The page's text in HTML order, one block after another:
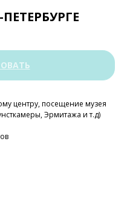
центру, посещение музея
Эрмитажа и т.д)